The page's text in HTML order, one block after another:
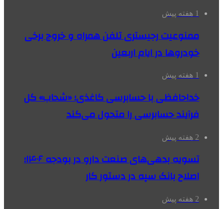
1 هفته پیش
ممنوعیت رجیستری تلفن همراه و خروج برخی
خودروها در ایام اربعین
1 هفته پیش
خداحافظی با حسابرسی کاغذی؛ «شحاب» کل
فرآیند حسابرسی را متحول می‌کند
2 هفته پیش
تسویه بدهی‌های صنعت دارو در بودجه ۱۴۰۶؛
اصلاح بانک سپه در دستور کار
2 هفته پیش